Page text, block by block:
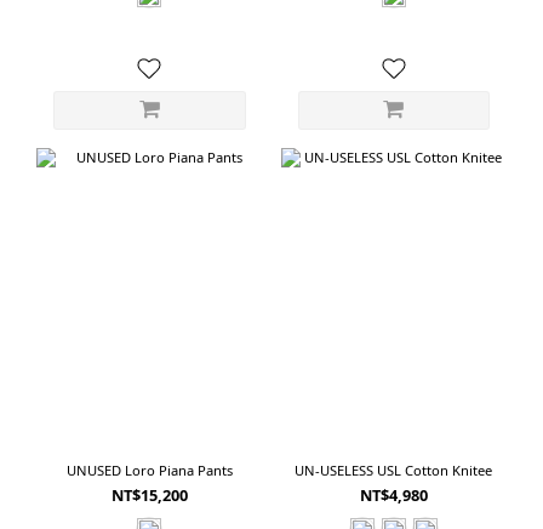
UNUSED Loro Piana Pants
NT$15,200
UN-USELESS USL Cotton Knitee
NT$4,980